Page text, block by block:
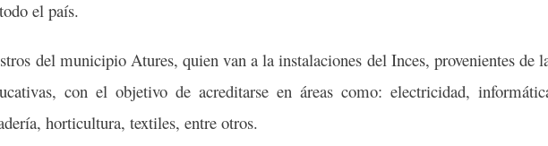
el país.
del municipio Atures, quien van a la instalaciones del Inces, provenientes de
con el objetivo de acreditarse en áreas como: electricidad,
horticultura, textiles, entre otros.